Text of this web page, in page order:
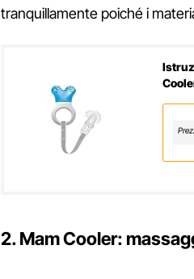
tranquillamente poiché i
2. Mam Cooler: